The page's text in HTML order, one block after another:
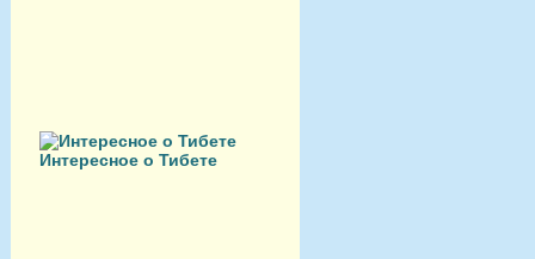
Интересное о Тибете